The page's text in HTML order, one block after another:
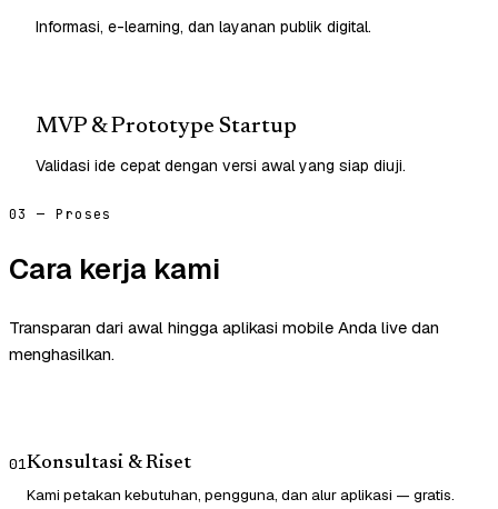
Informasi, e-learning, dan layanan publik digital.
MVP & Prototype Startup
Validasi ide cepat dengan versi awal yang siap diuji.
03 — Proses
Cara kerja kami
Transparan dari awal hingga aplikasi mobile Anda live dan
menghasilkan.
01Konsultasi & Riset
Kami petakan kebutuhan, pengguna, dan alur aplikasi — gratis.